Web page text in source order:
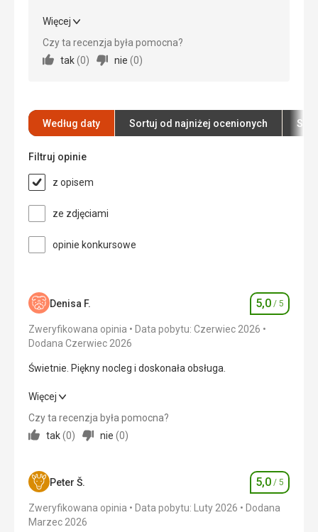
Piękny
Wyżywienie
Doskonały
Usługi
Doskonały
Ta recenzja została automatycznie
przetłumaczona za pomocą Google Translate
Wszystko było idealne.
Wyżywienie
Usługi 5,0/ 5
Cena
Plaża
Plaża była trochę dalej, ale to był najmniejszy
problem, plaża była zawsze czysta.
Wyżywienie
Zakwaterowanie
Ta recenzja została automatycznie
Więcej
Czy ta recenzja była pomocna?
tak(0) nie (0)
Według daty Sortuj od najniżej ocenionych
Filtruj opinie
z opisem
ze zdjęciami
opinie konkursowe
Denisa F. Ocena
5,0 / 5
Zweryfikowana opinia
Data pobytu: Czerwiec 2026
Dodana Czerwiec 2026
Świetnie. Piękny nocleg i doskonała obsługa.
Świetnie. Piękny nocleg i doskonała obsługa.
Wyżywienie
Okolica 5,0/ 5
Usługi 5,0/ 5
Więcej
Czy ta recenzja była pomocna?
tak(0) nie (0)
Peter Š. Ocena
5,0 / 5
Zweryfikowana opinia Data pobytu: Luty 2026
Dodana
Marzec 2026